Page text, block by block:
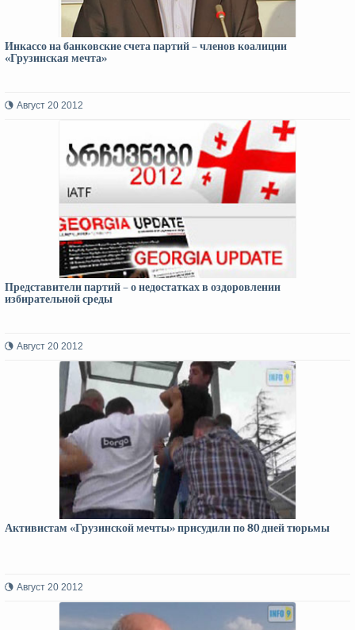
Инкассо на банковские счета партий – членов коалиции
«Грузинская мечта»
Август 20 2012
Представители партий – о недостатках в оздоровлении
избирательной среды
Август 20 2012
Активистам «Грузинской мечты» присудили по 80 дней тюрьмы
Август 20 2012